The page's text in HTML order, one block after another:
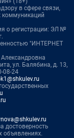
в сфере связи,
коммуникаций
о регистрации: ЭЛ №
"ИНТЕРНЕТ
ул. Балябина, д. 13,
08-24
достоверность
объявлениях.